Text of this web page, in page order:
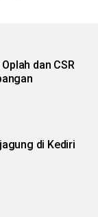
dan CSR
di Kediri